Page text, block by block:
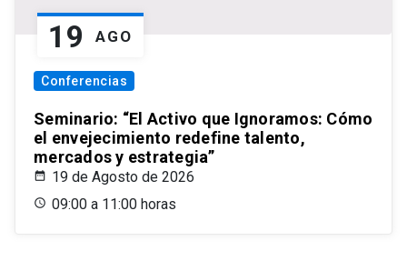
19 AGO
Conferencias
Seminario: “El Activo que Ignoramos: Cómo
el envejecimiento redefine talento,
mercados y estrategia”
19 de Agosto de 2026
09:00 a 11:00 horas